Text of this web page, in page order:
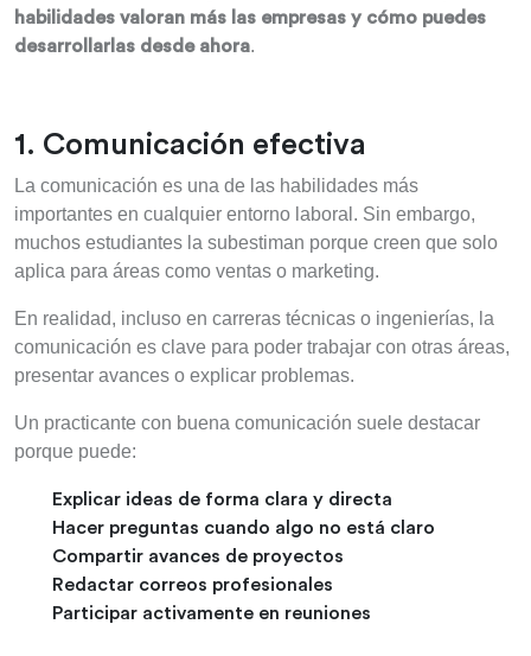
habilidades valoran más las empresas y cómo puedes
desarrollarlas desde ahora.
1. Comunicación efectiva
La comunicación es una de las habilidades más
importantes en cualquier entorno laboral. Sin embargo,
muchos estudiantes la subestiman porque creen que solo
aplica para áreas como ventas o marketing.
En realidad, incluso en carreras técnicas o ingenierías, la
comunicación es clave para poder trabajar con otras áreas,
presentar avances o explicar problemas.
Un practicante con buena comunicación suele destacar
porque puede:
Explicar ideas de forma clara y directa
Hacer preguntas cuando algo no está claro
Compartir avances de proyectos
Redactar correos profesionales
Participar activamente en reuniones